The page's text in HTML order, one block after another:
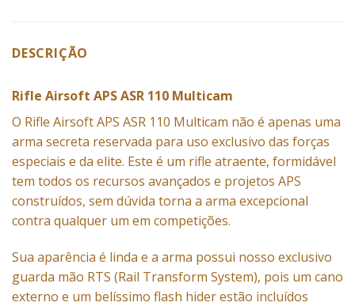
DESCRIÇÃO
Rifle Airsoft APS ASR 110 Multicam
O Rifle AirsoftAPS ASR 110 Multicam não é apenas uma
arma secreta reservada para uso exclusivo das forças
especiais e da elite. Este é um rifle atraente, formidável
tem todos os recursos avançados e projetos APS
construídos, sem dúvida torna a arma excepcional
contra qualquer um em competições.
Sua aparência é linda e a arma possui nosso exclusivo
guarda mão RTS (Rail Transform System), pois um cano
externo e um belíssimo flash hider estão incluídos